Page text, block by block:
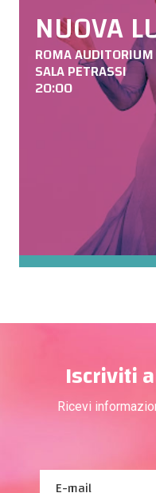
NUOVA
ROMA
SALA PETRASSI
20:00
Iscriviti
Ricevi